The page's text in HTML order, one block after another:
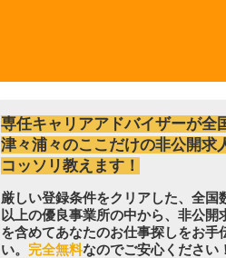
専任キャリアアドバイザーが全
津々浦々のここだけの非公開求
コッソリ教えます！
厳しい登録条件をクリアした、全国
以上の優良事業所の中から、非公開
を含めてあなたのお仕事探しをお手
い。 完全無料なのでご安心ください！